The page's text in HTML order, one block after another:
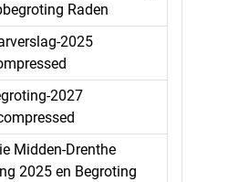
Raden
2025
2027
Midden-Drenthe
2025 en Begroting